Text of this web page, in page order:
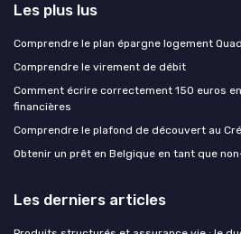
Les plus lus
Comprendre le plan épargne logement
Comprendre le virement de débit
Comment écrire correctement 150 euros
financières
Comprendre le plafond de découvert au
Obtenir un prêt en Belgique en tant que
Les derniers articles